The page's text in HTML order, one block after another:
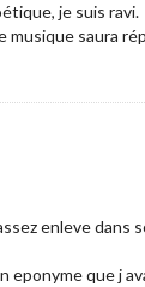
je suis ravi.
musique saura
enleve dans
eponyme que j